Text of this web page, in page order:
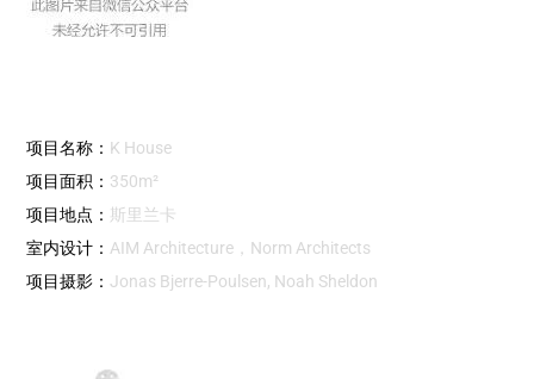
项目名称： K House
项目面积： 350m²
项目地点：
斯里兰卡
室内设计：AIM Architecture，Norm Architects
项目摄影： Jonas Bjerre-Poulsen, Noah Sheldon